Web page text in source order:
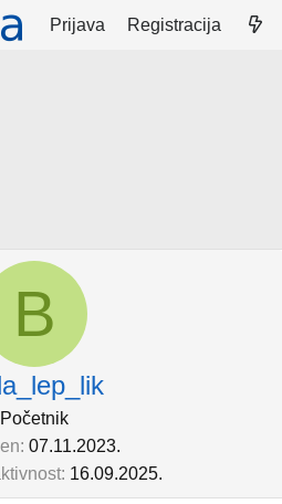
Prijava Registracija
B
Početnik
07.11.2023.
16.09.2025.